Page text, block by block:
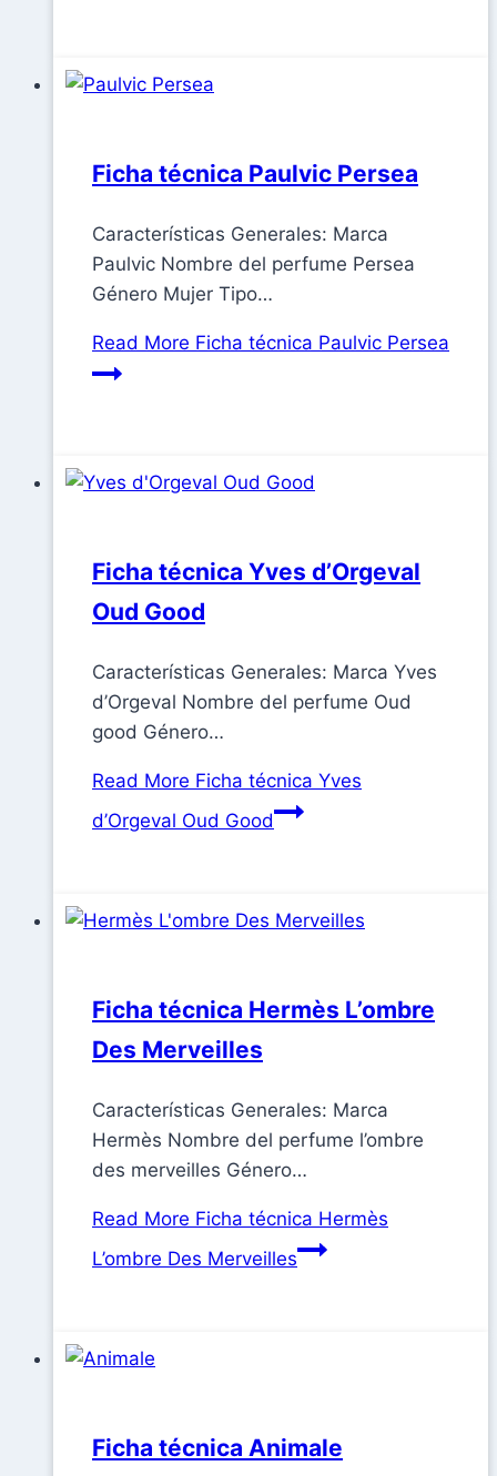
Ficha técnica Paulvic Persea
Características Generales: Marca
Paulvic Nombre del perfume Persea
Género Mujer Tipo…
Read More Ficha técnica Paulvic Persea
Ficha técnica Yves d’Orgeval
Oud Good
Características Generales: Marca Yves
d’Orgeval Nombre del perfume Oud
good Género…
Read More Ficha técnica Yves
d’Orgeval Oud Good
Ficha técnica Hermès L’ombre
Des Merveilles
Características Generales: Marca
Hermès Nombre del perfume l’ombre
des merveilles Género…
Read More Ficha técnica Hermès
L’ombre Des Merveilles
Ficha técnica Animale